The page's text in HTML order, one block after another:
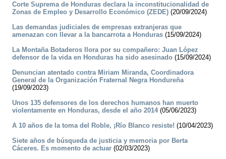
Corte Suprema de Honduras declara la inconstitucionalidad de
Zonas de Empleo y Desarrollo Económico (ZEDE) (20/09/2024)
Las demandas judiciales de empresas extranjeras que
amenazan con llevar a la bancarrota a Honduras (15/09/2024)
La Montaña Botaderos llora por su compañero: Juan López
defensor de la vida en Honduras ha sido asesinado (15/09/2024)
Denuncian atentado contra Miriam Miranda, Coordinadora
General de la Organización Fraternal Negra Hondureña
(19/09/2023)
Unos 135 defensores de los derechos humanos han muerto
violentamente en Honduras, desde el año 2014 (05/06/2023)
A 10 años de la toma del Roble, ¡Río Blanco resiste! (10/04/2023)
Siete años de búsqueda de justicia y memoria por Berta
Cáceres. Es momento de actuar (02/03/2023)